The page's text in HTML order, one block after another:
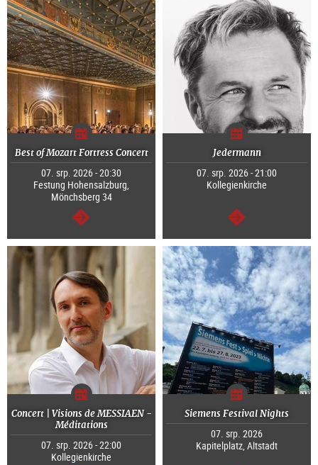
Best of Mozart Fortress Concert
07. srp. 2026 - 20:30
Festung Hohensalzburg,
Mönchsberg 34
continue
Jedermann
07. srp. 2026 - 21:00
Kollegienkirche
continue
Concert | Visions de MESSIAEN -
Méditations
07. srp. 2026 - 22:00
Kollegienkirche
Siemens Festival Nights
07. srp. 2026
Kapitelplatz, Altstadt